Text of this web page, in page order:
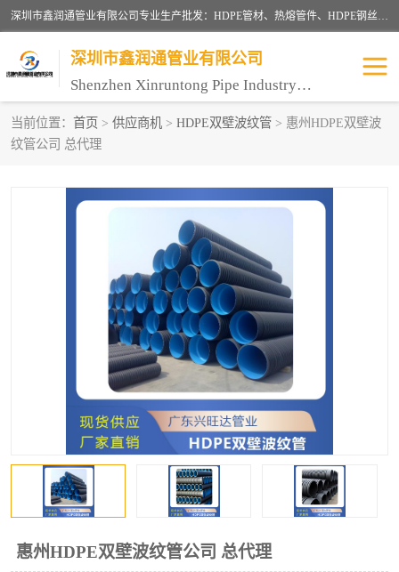
深圳市鑫润通管业有限公司专业生产批发：HDPE管材、热熔管件、HDPE钢丝骨架管、电熔管件、HDPE双壁波纹管、MPP电力管、井盖、PVC管材管件、PPR管材管件等；公司自创建以来，始终秉承“团结、务实、创新、守信”的服务宗旨，凭借专业的服务以及多年的勤奋拼搏，发展成为一家专业销售各种管材管件，绝缘电工套管及配件等系列产品的贸易公司。
深圳市鑫润通管业有限公司
Shenzhen Xinruntong Pipe Industry Co., Ltd
当前位置： 首页 > 供应商机 > HDPE双壁波纹管 > 惠州HDPE双壁波
纹管公司 总代理
惠州HDPE双壁波纹管公司 总代理
HDPE管材给水管
HDPE双壁波纹管 HDPE电力通讯管
MPP电力通信管
联塑PPR管
联塑家装红蓝线管